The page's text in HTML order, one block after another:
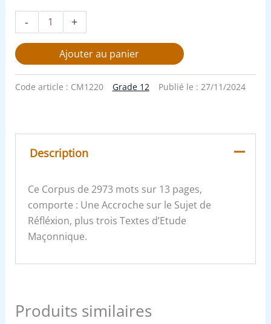
- +
Ajouter au panier
Code article : CM1220 Grade 12 Publié le : 27/11/2024
Description
Ce Corpus de 2973 mots sur 13 pages,
comporte : Une Accroche sur le Sujet de
Réfléxion, plus trois Textes d’Etude
Maçonnique.
Produits similaires